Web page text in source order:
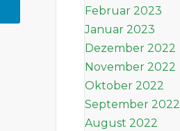
Februar 2023
Januar 2023
Dezember 2022
November 2022
Oktober 2022
September 2022
August 2022